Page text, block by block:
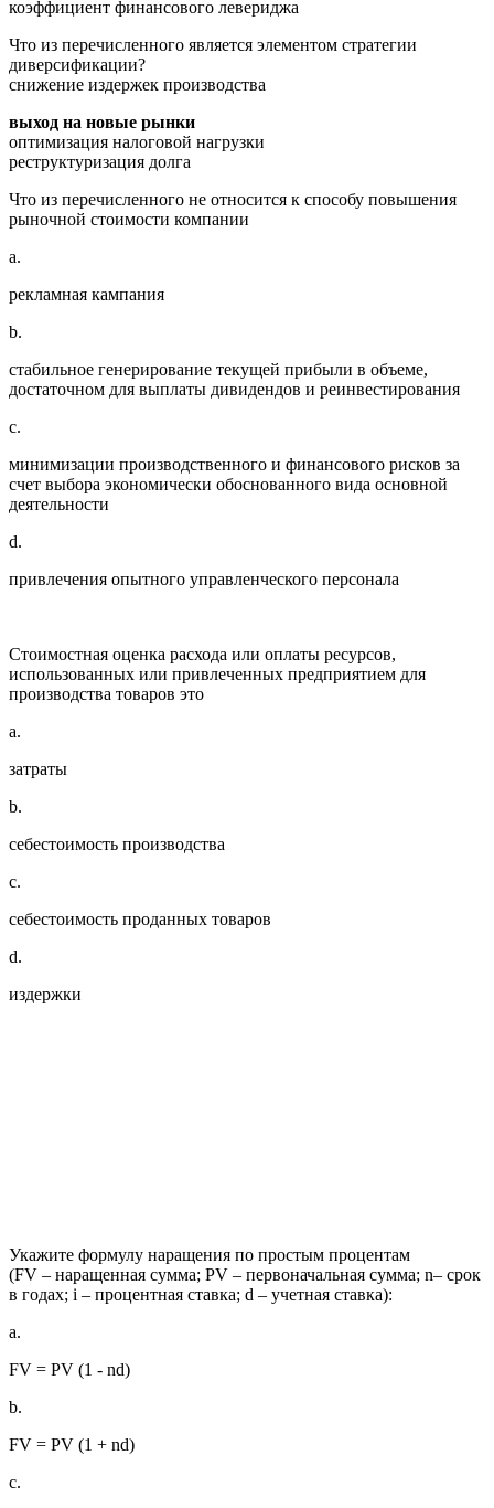
коэффициент финансового левериджа
Что из перечисленного является элементом стратегии
диверсификации?
снижение издержек производства
выход на новые рынки
оптимизация налоговой нагрузки
реструктуризация долга
Что из перечисленного не относится к способу повышения
рыночной стоимости компании
a.
рекламная кампания
b.
стабильное генерирование текущей прибыли в объеме,
достаточном для выплаты дивидендов и реинвестирования
c.
минимизации производственного и финансового рисков за
счет выбора экономически обоснованного вида основной
деятельности
d.
привлечения опытного управленческого персонала
Стоимостная оценка расхода или оплаты ресурсов,
использованных или привлеченных предприятием для
производства товаров это
a.
затраты
b.
себестоимость производства
c.
себестоимость проданных товаров
d.
издержки
Укажите формулу наращения по простым процентам
(FV – наращенная сумма; PV – первоначальная сумма; n– срок
в годах; i – процентная ставка; d – учетная ставка):
a.
FV = PV (1 - nd)
b.
FV = PV (1 + nd)
c.